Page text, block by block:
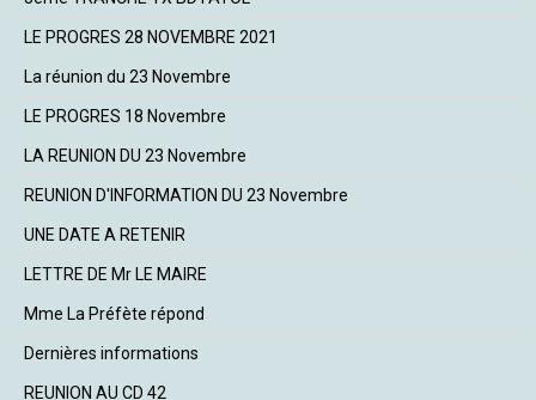
LE PROGRES 28 NOVEMBRE 2021
La réunion du 23 Novembre
LE PROGRES 18 Novembre
LA REUNION DU 23 Novembre
REUNION D'INFORMATION DU 23 Novembre
UNE DATE A RETENIR
LETTRE DE Mr LE MAIRE
Mme La Préfète répond
Dernières informations
REUNION AU CD 42